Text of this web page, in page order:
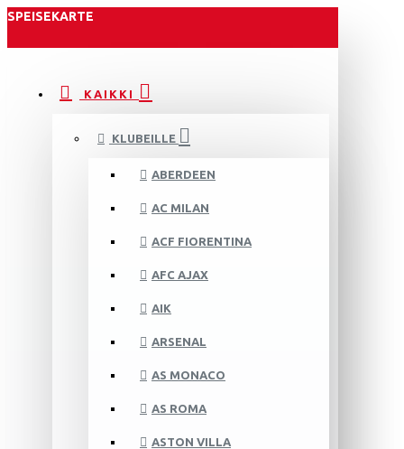
SPEISEKARTE
KAIKKI
KLUBEILLE
ABERDEEN
AC MILAN
ACF FIORENTINA
AFC AJAX
AIK
ARSENAL
AS MONACO
AS ROMA
ASTON VILLA